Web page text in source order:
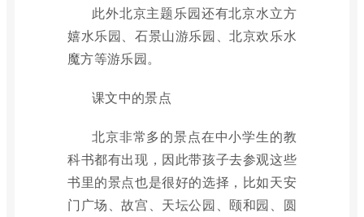
此外北京主题乐园还有北京水立方
嬉水乐园、石景山游乐园、北京欢乐水
魔方等游乐园。
课文中的景点
北京非常多的景点在中小学生的教
科书都有出现，因此带孩子去参观这些
书里的景点也是很好的选择，比如天安
门广场、故宫、天坛公园、颐和园、圆